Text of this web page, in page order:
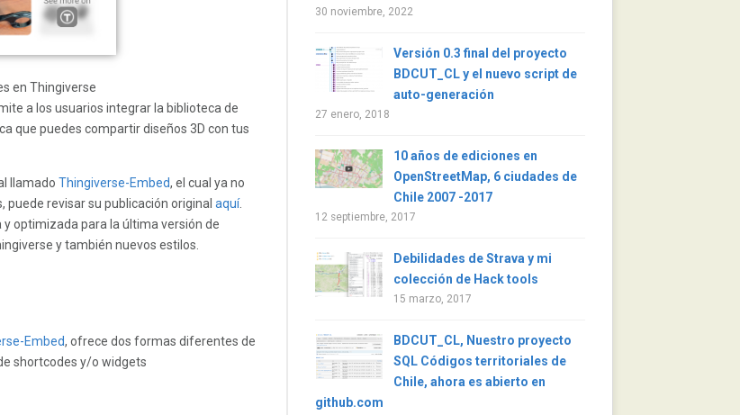
en Thingiverse
a los usuarios integrar la biblioteca de
que puedes compartir diseños 3D con tus
llamado Thingiverse-Embed, el cual ya no
revisar su publicación original aquí.
optimizada para la última versión de
y también nuevos estilos.
Embed, ofrece dos formas diferentes de
shortcodes y/o widgets
30 noviembre, 2022
Versión 0.3 final del proyecto
BDCUT_CL y el nuevo script de
auto-generación
27 enero, 2018
10 años de ediciones en
OpenStreetMap, 6 ciudades de
Chile 2007 -2017
12 septiembre, 2017
Debilidades de Strava y mi
colección de Hack tools
15 marzo, 2017
BDCUT_CL, Nuestro proyecto
SQL Códigos territoriales de
Chile, ahora es abierto en
github.com